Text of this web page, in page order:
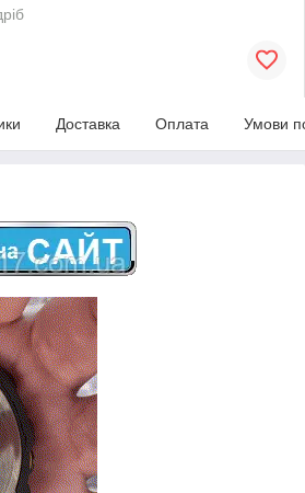
Доставка Оплата Умови